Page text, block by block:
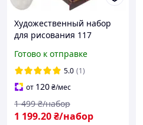
Художественный набор
для рисования 117
Maaleo (21644)
Готово к отправке
5.0 (1)
от 120₴/мес
1 199.20₴/набор
1 499 ₴/набор